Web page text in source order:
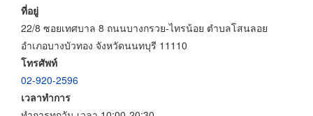
ที่อยู่
22/8 ซอยเทศบาล 8 ถนนบางกรวย-ไทรน้อย ตำบลโสนลอย
อำเภอบางบัวทอง จังหวัดนนทบุรี 11110
โทรศัพท์
02-920-2596
เวลาทำการ